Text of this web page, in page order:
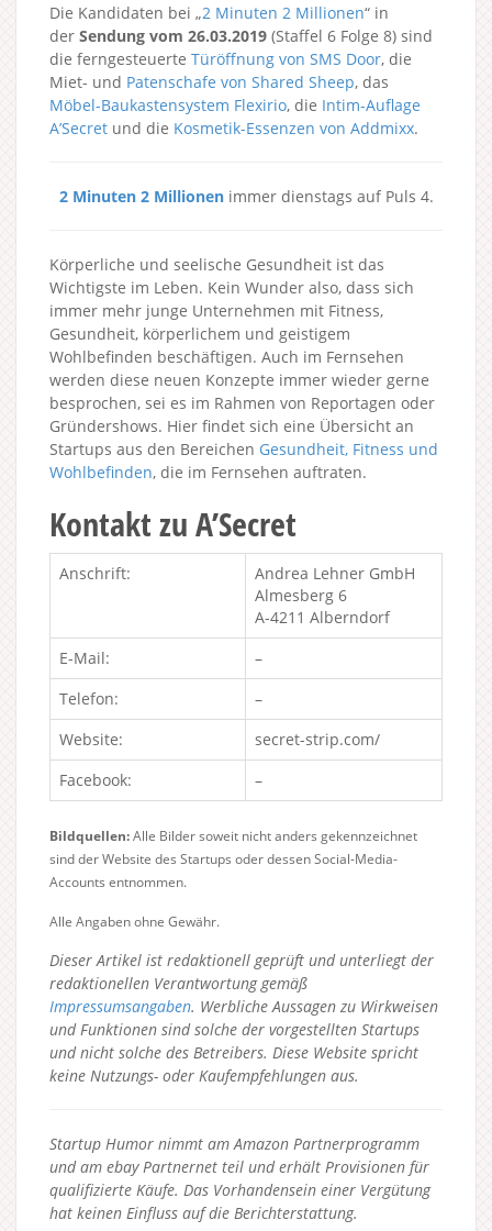
Die Kandidaten bei „2 Minuten 2 Millionen“ in
der Sendung vom 26.03.2019 (Staffel 6 Folge 8) sind
die ferngesteuerte Türöffnung von SMS Door, die
Miet- und Patenschafe von Shared Sheep, das
Möbel-Baukastensystem Flexirio, die Intim-Auflage
A’Secret und die Kosmetik-Essenzen von Addmixx.
2 Minuten 2 Millionenimmer dienstags auf Puls 4.
Körperliche und seelische Gesundheit ist das
Wichtigste im Leben. Kein Wunder also, dass sich
immer mehr junge Unternehmen mit Fitness,
Gesundheit, körperlichem und geistigem
Wohlbefinden beschäftigen. Auch im Fernsehen
werden diese neuen Konzepte immer wieder gerne
besprochen, sei es im Rahmen von Reportagen oder
Gründershows. Hier findet sich eine Übersicht an
Startups aus den Bereichen Gesundheit, Fitness und
Wohlbefinden, die im Fernsehen auftraten.
Kontakt zu A’Secret
Anschrift:
Andrea Lehner GmbH
Almesberg 6
A-4211 Alberndorf
E-Mail:
–
Telefon:
–
Website:
secret-strip.com/
Facebook:
–
Bildquellen:Alle Bilder soweit nicht anders gekennzeichnet
sind der Website des Startups oder dessen Social-Media-
Accounts entnommen.
Alle Angaben ohne Gewähr.
Dieser Artikel ist redaktionell geprüft und unterliegt der
redaktionellen Verantwortung gemäß
Impressumsangaben. Werbliche Aussagen zu Wirkweisen
und Funktionen sind solche der vorgestellten Startups
und nicht solche des Betreibers. Diese Website spricht
keine Nutzungs- oder Kaufempfehlungen aus.
Startup Humor nimmt am Amazon Partnerprogramm
und am ebay Partnernet teil und erhält Provisionen für
qualifizierte Käufe. Das Vorhandensein einer Vergütung
hat keinen Einfluss auf die Berichterstattung.